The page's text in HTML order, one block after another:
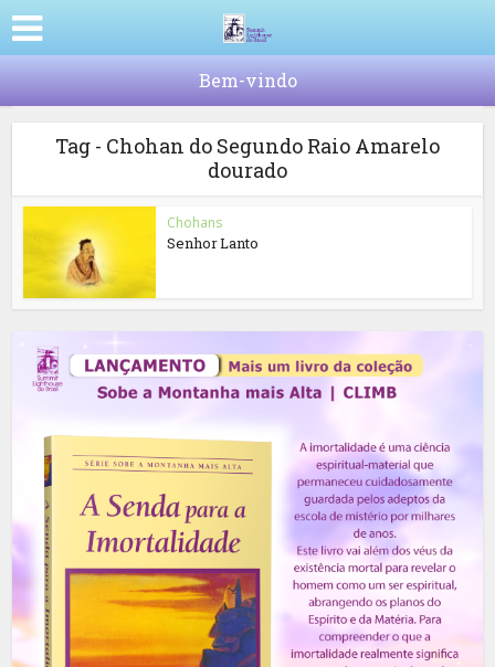
Bem-vindo
Tag - Chohan do Segundo Raio Amarelo
dourado
Chohans
Senhor Lanto